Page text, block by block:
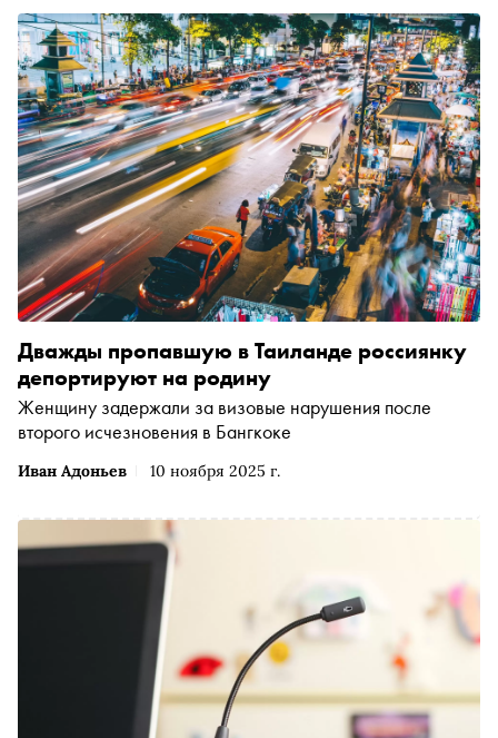
Иван Адоньев 10 ноября 2025 г.
Дважды пропавшую в Таиланде россиянку
депортируют на родину
Женщину задержали за визовые нарушения после
второго исчезновения в Бангкоке